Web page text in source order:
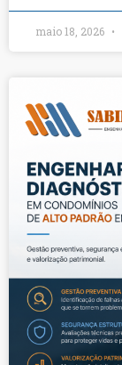
maio 18, 2026